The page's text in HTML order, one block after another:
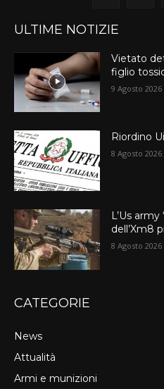
ULTIME NOTIZIE
Vietato
figlio
9 Agosto 2026
Riordino
8 Agosto 2026
L’Us
dell’Xm8
8 Agosto 2026
CATEGORIE
News
Attualità
Armi e munizioni